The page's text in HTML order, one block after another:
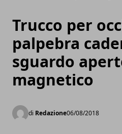
Trucco per
palpebra
sguardo
magnetico
di Redazione06/08/2018